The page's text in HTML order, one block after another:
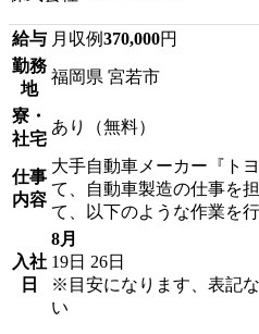
給与 月収例370,000円
勤務
地
福岡県 宮若市
寮・
社宅
あり（無料）
仕事
内容
大手自動車メーカー『ト
て、自動車製造の仕事を
て、以下のような作業を
入社
日
8月
19日 26日
※目安になります、表記
い